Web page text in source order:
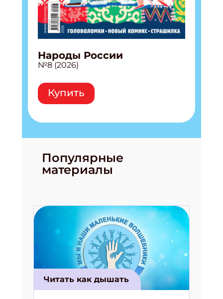
Народы России
№8 (2026)
Купить
Популярные
материалы
Читать как дышать